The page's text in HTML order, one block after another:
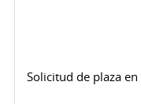
Solicitud de plaza